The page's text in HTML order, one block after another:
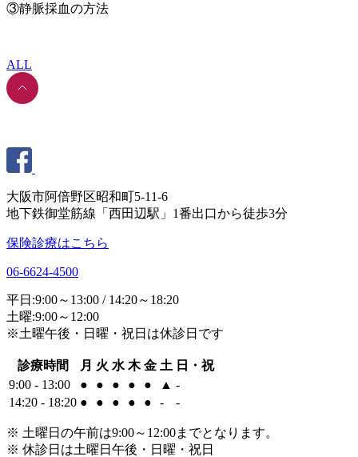
③静脈採血の方法
ALL
大阪市阿倍野区昭和町5-11-6
地下鉄御堂筋線「西田辺駅」1番出口から徒歩3分
保険診療はこちら
06-6624-4500
平日:9:00～13:00 / 14:20～18:20
土曜:9:00～12:00
※土曜午後・日曜・祝日は休診日です
診療時間 月 火 水 木 金 土 日・祝
9:00 - 13:00
● ● ● ● ● ▲ -
14:20 - 18:20 ● ● ● ● ● - -
※ 土曜日の午前は9:00～12:00までとなります。
※ 休診日は土曜日午後・日曜・祝日